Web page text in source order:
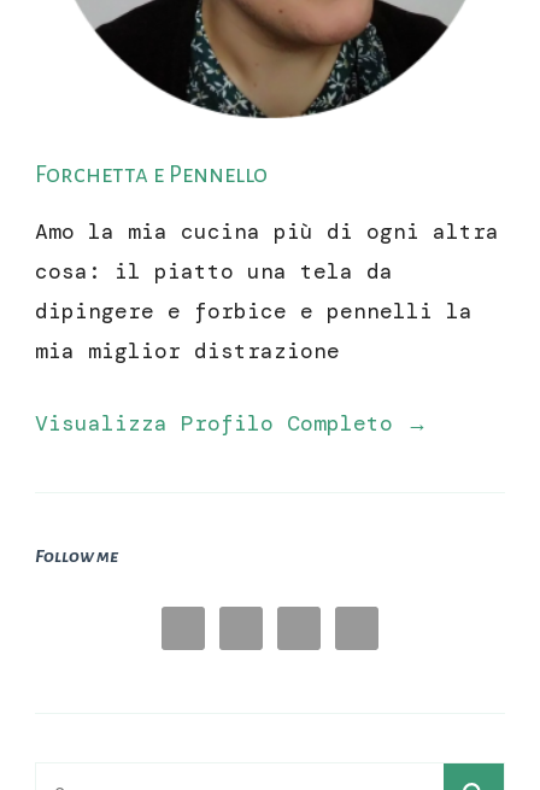
Forchetta e Pennello
Amo la mia cucina più di ogni altra
cosa: il piatto una tela da
dipingere e forbice e pennelli la
mia miglior distrazione
Visualizza Profilo Completo →
Follow me
Ricerca